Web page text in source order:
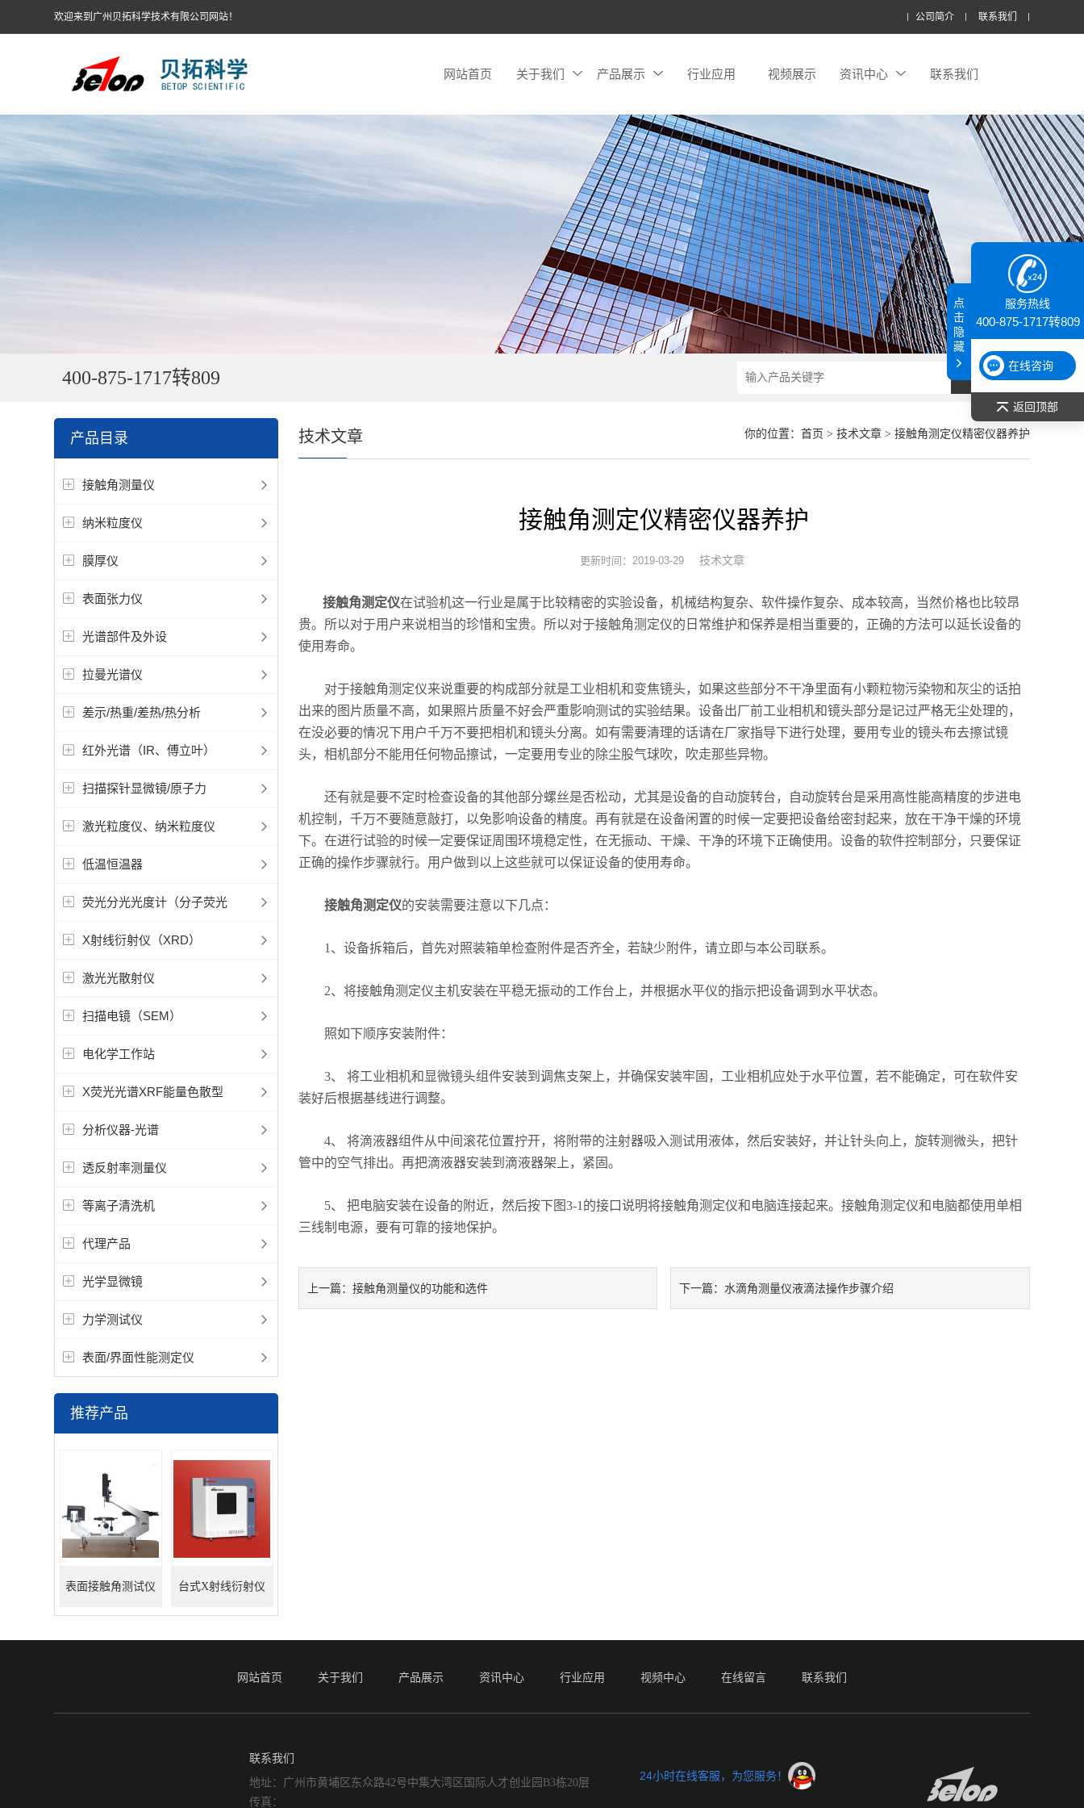
欢迎来到广州贝拓科学技术有限公司网站！ 公司简介 联系我们
网站首页 关于我们 产品展示 行业应用 视频展示 资讯中心 联系我们
400-875-1717转809
产品目录
接触角测量仪
纳米粒度仪
膜厚仪
表面张力仪
光谱部件及外设
拉曼光谱仪
差示/热重/差热/热分析
红外光谱（IR、傅立叶）
扫描探针显微镜/原子力
激光粒度仪、纳米粒度仪
低温恒温器
荧光分光光度计（分子荧光
X射线衍射仪（XRD）
激光光散射仪
扫描电镜（SEM）
电化学工作站
X荧光光谱XRF能量色散型
分析仪器-光谱
透反射率测量仪
等离子清洗机
代理产品
光学显微镜
力学测试仪
表面/界面性能测定仪
推荐产品
表面接触角测试仪 台式X射线衍射仪
你的位置： 首页 > 技术文章> 接触角测定仪精密仪器养护
技术文章
接触角测定仪精密仪器养护
更新时间：2019-03-29 技术文章
接触角测定仪在试验机这一行业是属于比较精密的实验设备，机械结构复杂、软件操作复杂、成本较高，当然价格也比较昂
贵。所以对于用户来说相当的珍惜和宝贵。所以对于接触角测定仪的日常维护和保养是相当重要的，正确的方法可以延长设备的
使用寿命。
对于接触角测定仪来说重要的构成部分就是工业相机和变焦镜头，如果这些部分不干净里面有小颗粒物污染物和灰尘的话拍
出来的图片质量不高，如果照片质量不好会严重影响测试的实验结果。设备出厂前工业相机和镜头部分是记过严格无尘处理的，
在没必要的情况下用户千万不要把相机和镜头分离。如有需要清理的话请在厂家指导下进行处理，要用专业的镜头布去擦试镜
头，相机部分不能用任何物品擦试，一定要用专业的除尘股气球吹，吹走那些异物。
还有就是要不定时检查设备的其他部分螺丝是否松动，尤其是设备的自动旋转台，自动旋转台是采用高性能高精度的步进电
机控制，千万不要随意敲打，以免影响设备的精度。再有就是在设备闲置的时候一定要把设备给密封起来，放在干净干燥的环境
下。在进行试验的时候一定要保证周围环境稳定性，在无振动、干燥、干净的环境下正确使用。设备的软件控制部分，只要保证
正确的操作步骤就行。用户做到以上这些就可以保证设备的使用寿命。
接触角测定仪的安装需要注意以下几点：
1、设备拆箱后，首先对照装箱单检查附件是否齐全，若缺少附件，请立即与本公司联系。
2、将接触角测定仪主机安装在平稳无振动的工作台上，并根据水平仪的指示把设备调到水平状态。
照如下顺序安装附件：
3、 将工业相机和显微镜头组件安装到调焦支架上，并确保安装牢固，工业相机应处于水平位置，若不能确定，可在软件安
装好后根据基线进行调整。
4、 将滴液器组件从中间滚花位置拧开，将附带的注射器吸入测试用液体，然后安装好，并让针头向上，旋转测微头，把针
管中的空气排出。再把滴液器安装到滴液器架上，紧固。
5、 把电脑安装在设备的附近，然后按下图3-1的接口说明将接触角测定仪和电脑连接起来。接触角测定仪和电脑都使用单相
三线制电源，要有可靠的接地保护。
上一篇： 接触角测量仪的功能和选件 下一篇：水滴角测量仪液滴法操作步骤介绍
网站首页 关于我们 产品展示 资讯中心 行业应用 视频中心 在线留言 联系我们
联系我们
地址：广州市黄埔区东众路42号中集大湾区国际人才创业园B3栋20层
传真：
24小时在线客服，为您服务！
服务热线
400-875-1717转809
在线咨询
返回顶部
点
击
隐
藏